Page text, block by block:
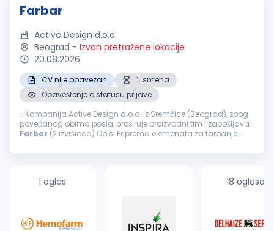
Farbar
Active Design d.o.o.
Beograd - Izvan pretražene lokacije
20.08.2026
CV nije obavezan
1. smena
Obaveštenje o statusu prijave
...Kompanija Active Design d.o.o. iz Sremčice (Beograd), zbog
povećanog obima posla, proširuje proizvodni tim i zapošljava:
Farbar (2 izvršioca) Opis: Priprema elemenata za farbanje
Nudimo...
1 oglas 18 oglasa